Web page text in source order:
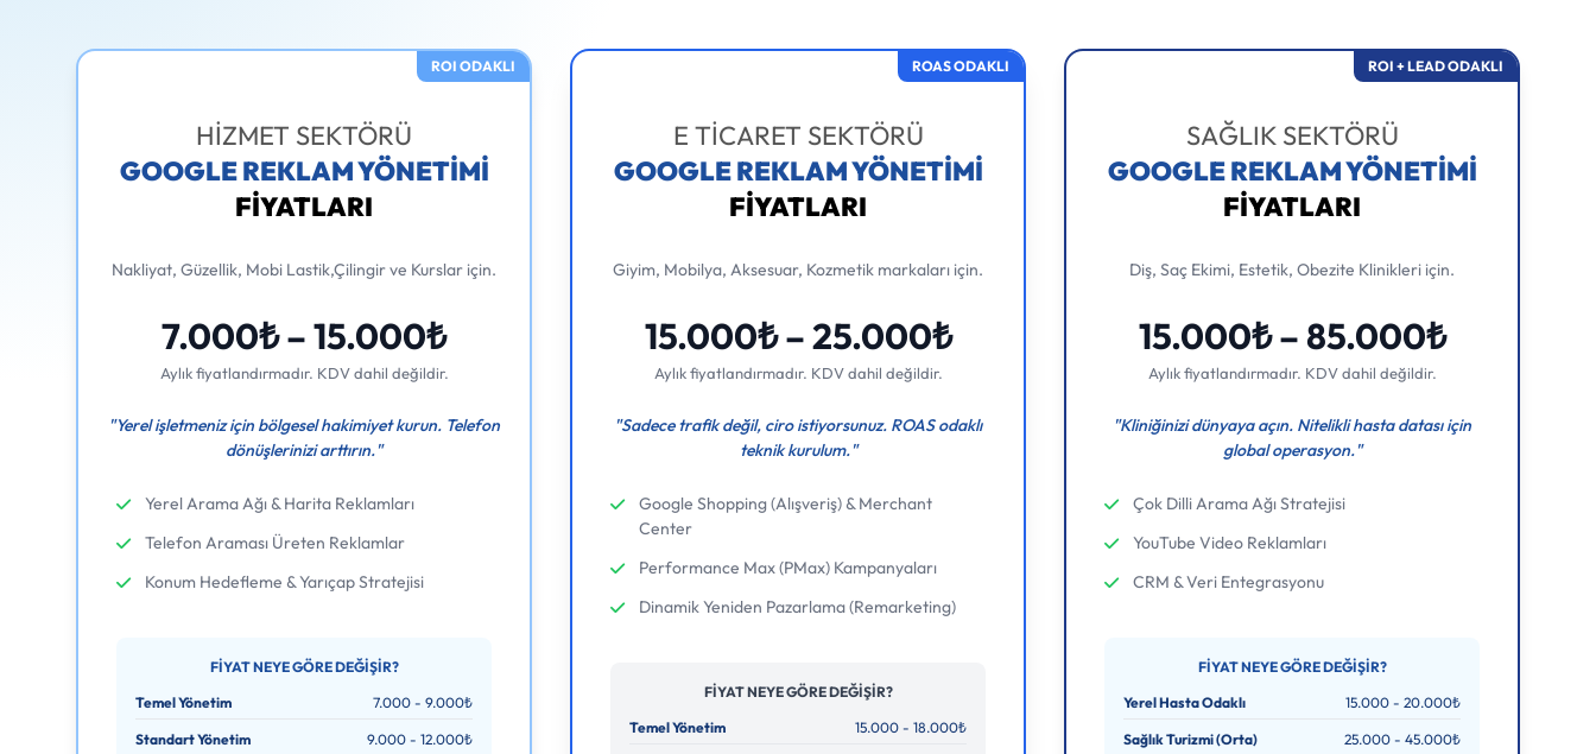
ROI ODAKLI
HİZMET SEKTÖRÜ
GOOGLE REKLAM YÖNETİMİ
FİYATLARI
Nakliyat, Güzellik, Mobi Lastik,Çilingir ve Kurslar için.
7.000₺ – 15.000₺
Aylık fiyatlandırmadır. KDV dahil değildir.
"Yerel işletmeniz için bölgesel hakimiyet kurun. Telefon
dönüşlerinizi arttırın."
Yerel Arama Ağı & Harita Reklamları
Telefon Araması Üreten Reklamlar
Konum Hedefleme & Yarıçap Stratejisi
FIYAT NEYE GÖRE DEĞIŞIR?
Temel Yönetim
7.000 - 9.000₺
Standart Yönetim 9.000 - 12.000₺
ROAS ODAKLI
E TİCARET SEKTÖRÜ
GOOGLE REKLAM YÖNETİMİ
FİYATLARI
Giyim, Mobilya, Aksesuar, Kozmetik markaları için.
15.000₺ – 25.000₺
Aylık fiyatlandırmadır. KDV dahil değildir.
"Sadece trafik değil, ciro istiyorsunuz. ROAS odaklı
teknik kurulum."
Google Shopping (Alışveriş) & Merchant
Center
Performance Max (PMax) Kampanyaları
Dinamik Yeniden Pazarlama (Remarketing)
FIYAT NEYE GÖRE DEĞIŞIR?
Temel Yönetim
15.000 - 18.000₺
ROI + LEAD ODAKLI
SAĞLIK SEKTÖRÜ
GOOGLE REKLAM YÖNETİMİ
FİYATLARI
Diş, Saç Ekimi, Estetik, Obezite Klinikleri için.
15.000₺ – 85.000₺
Aylık fiyatlandırmadır. KDV dahil değildir.
"Kliniğinizi dünyaya açın. Nitelikli hasta datası için
global operasyon."
Çok Dilli Arama Ağı Stratejisi
YouTube Video Reklamları
CRM & Veri Entegrasyonu
FIYAT NEYE GÖRE DEĞIŞIR?
Yerel Hasta Odaklı
15.000 - 20.000₺
Sağlık Turizmi (Orta) 25.000 - 45.000₺